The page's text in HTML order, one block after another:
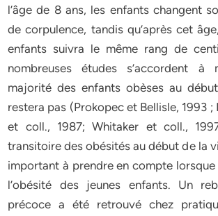
l’âge de 8 ans, les enfants changent
de corpulence, tandis qu’après cet
enfants suivra le même rang de
nombreuses études s’accordent
majorité des enfants obèses au
restera pas (Prokopec et Bellisle, 1993 ;
et coll., 1987; Whitaker et coll.,
transitoire des obésités au début de la
important à prendre en compte lorsque
l’obésité des jeunes enfants. Un
précoce a été retrouvé chez